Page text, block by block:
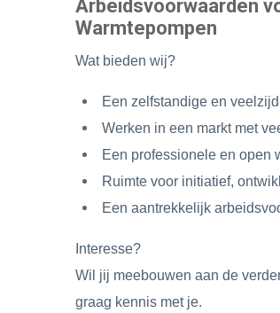
Arbeidsvoorwaarden
Warmtepompen
Wat bieden wij?
Een zelfstandige en
Werken in een markt met
Een professionele en open
Ruimte voor initiatief,
Een aantrekkelijk
Interesse?
Wil jij meebouwen aan de
graag kennis met je.